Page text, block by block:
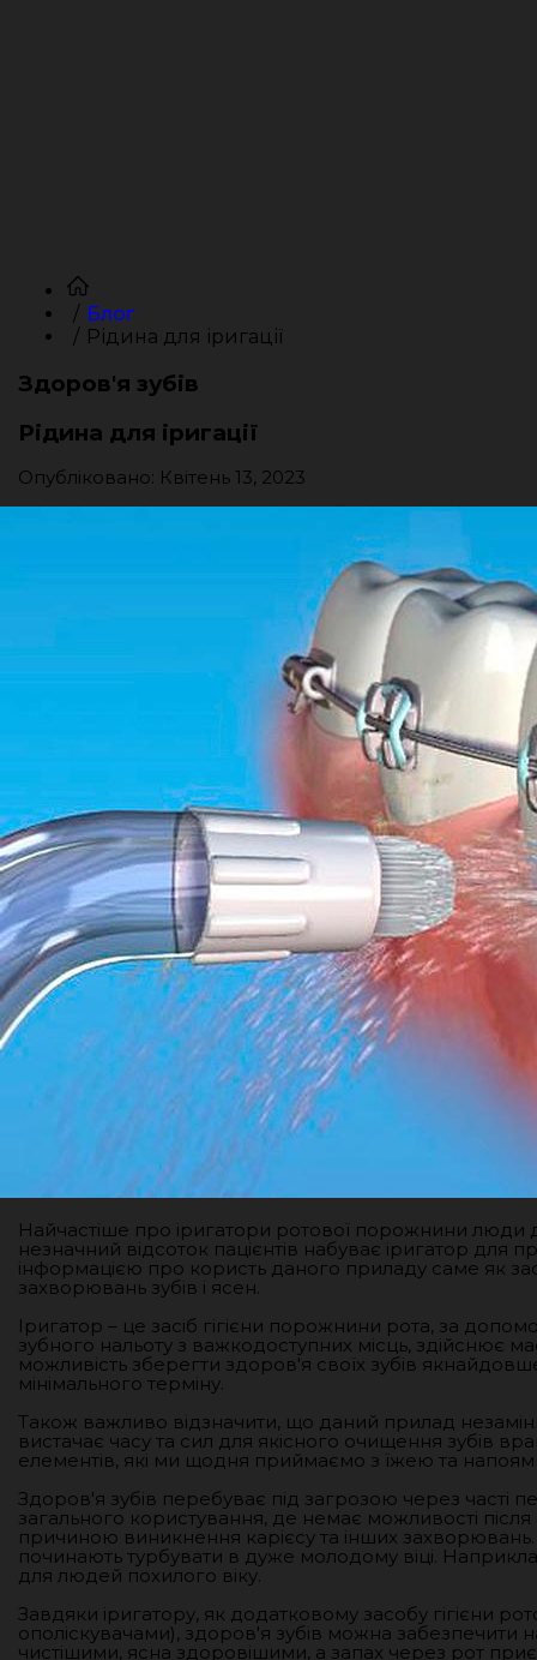
Блог
Рідина для іригації
Здоров'я зубів
Рідина для іригації
Опубліковано: Квітень 13, 2023
Найчастіше про іригатори ротової порожнини люди
незначний відсоток пацієнтів набуває іригатор
інформацією про користь даного приладу саме як
захворювань зубів і ясен.
Іригатор – це засіб гігієни порожнини рота, за
зубного нальоту з важкодоступних місць, здійснює
можливість зберегти здоров'я своїх зубів
мінімального терміну.
Також важливо відзначити, що даний прилад
вистачає часу та сил для якісного очищення зубів
елементів, які ми щодня приймаємо з їжею та
Здоров'я зубів перебуває під загрозою через часті
загального користування, де немає можливості
причиною виникнення карієсу та інших
починають турбувати в дуже молодому віці.
для людей похилого віку.
Завдяки іригатору, як додатковому засобу гігієни
ополіскувачами), здоров'я зубів можна забезпечити
чистішими, ясна здоровішими, а запах через рот